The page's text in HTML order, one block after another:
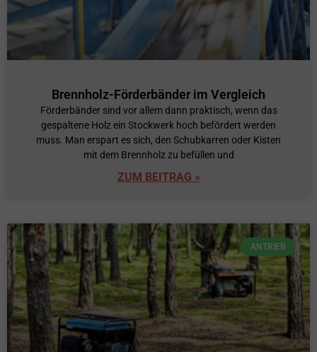
Brennholz-Förderbänder im Vergleich
Förderbänder sind vor allem dann praktisch, wenn das
gespaltene Holz ein Stockwerk hoch befördert werden
muss. Man erspart es sich, den Schubkarren oder Kisten
mit dem Brennholz zu befüllen und
ZUM BEITRAG »
ANTRIEB